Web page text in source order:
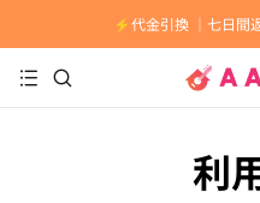
⚡️代金引換 ｜七日間
利